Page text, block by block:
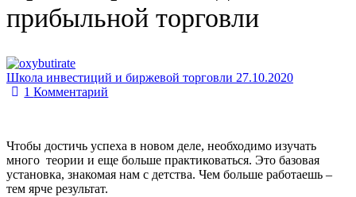
прибыльной торговли
Школа инвестиций и биржевой торговли 27.10.2020
1Комментарий
Чтобы достичь успеха в новом деле, необходимо изучать
много теории и еще больше практиковаться. Это базовая
установка, знакомая нам с детства. Чем больше работаешь –
тем ярче результат.